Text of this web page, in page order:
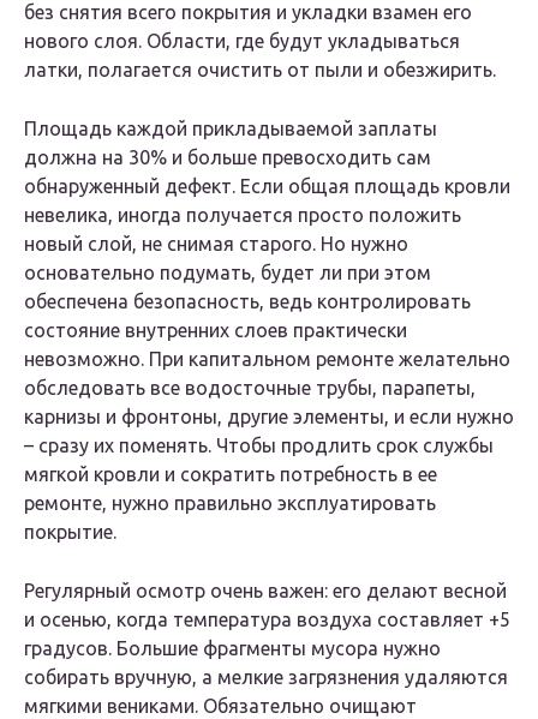
без снятия всего покрытия и укладки взамен его
нового слоя. Области, где будут укладываться
латки, полагается очистить от пыли и обезжирить.
Площадь каждой прикладываемой заплаты
должна на 30% и больше превосходить сам
обнаруженный дефект. Если общая площадь кровли
невелика, иногда получается просто положить
новый слой, не снимая старого. Но нужно
основательно подумать, будет ли при этом
обеспечена безопасность, ведь контролировать
состояние внутренних слоев практически
невозможно. При капитальном ремонте желательно
обследовать все водосточные трубы, парапеты,
карнизы и фронтоны, другие элементы, и если нужно
– сразу их поменять. Чтобы продлить срок службы
мягкой кровли и сократить потребность в ее
ремонте, нужно правильно эксплуатировать
покрытие.
Регулярный осмотр очень важен: его делают весной
и осенью, когда температура воздуха составляет +5
градусов. Большие фрагменты мусора нужно
собирать вручную, а мелкие загрязнения удаляются
мягкими вениками. Обязательно очищают